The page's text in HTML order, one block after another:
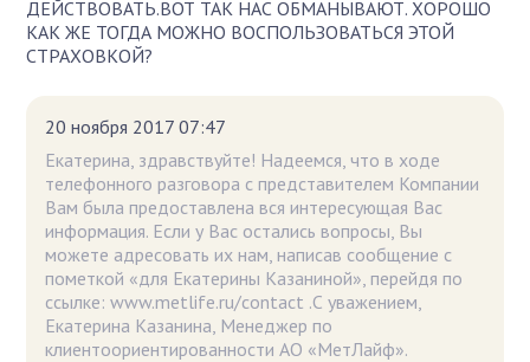
ДЕЙСТВОВАТЬ.ВОТ ТАК НАС ОБМАНЫВАЮТ. ХОРОШО
КАК ЖЕ ТОГДА МОЖНО ВОСПОЛЬЗОВАТЬСЯ ЭТОЙ
СТРАХОВКОЙ?
20 ноября 2017 07:47
Екатерина, здравствуйте! Надеемся, что в ходе
телефонного разговора с представителем Компании
Вам была предоставлена вся интересующая Вас
информация. Если у Вас остались вопросы, Вы
можете адресовать их нам, написав сообщение с
пометкой «для Екатерины Казаниной», перейдя по
ссылке: www.metlife.ru/contact .С уважением,
Екатерина Казанина, Менеджер по
клиентоориентированности АО «МетЛайф».